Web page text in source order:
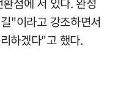
"이라고 강조하면서
하겠다"고 했다.